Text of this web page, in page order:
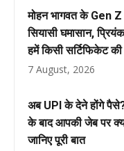
मोहन भागवत के Gen Z
सियासी घमासान,
हमें किसी सर्टिफिकेट
7 August, 2026
अब UPI के देने होंगे
के बाद आपकी जेब पर
जानिए पूरी बात